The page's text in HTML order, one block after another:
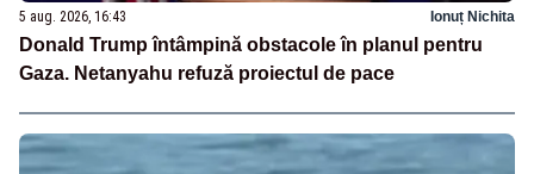
5 aug. 2026, 16:43 Ionuț Nichita
Donald Trump întâmpină obstacole în planul pentru
Gaza. Netanyahu refuză proiectul de pace